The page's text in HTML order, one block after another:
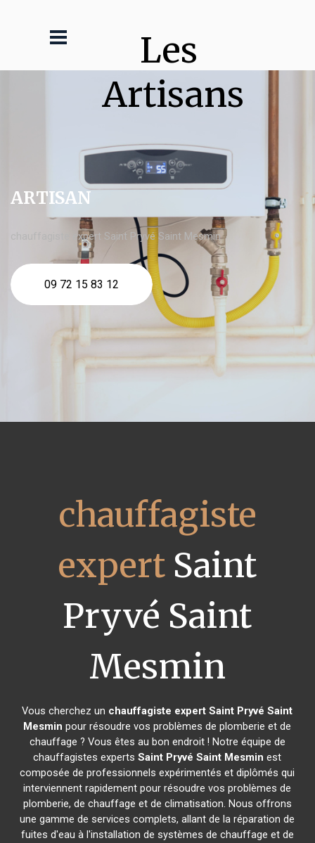
Les
Artisans
ARTISAN
chauffagiste expert Saint Pryvé Saint Mesmin
09 72 15 83 12
chauffagiste
expertSaint
Pryvé Saint
Mesmin
Vous cherchez un chauffagiste expert Saint Pryvé Saint
Mesmin pour résoudre vos problèmes de plomberie et de
chauffage ? Vous êtes au bon endroit ! Notre équipe de
chauffagistes expertsSaint Pryvé Saint Mesmin est
composée de professionnels expérimentés et diplômés qui
interviennent rapidement pour résoudre vos problèmes de
plomberie, de chauffage et de climatisation. Nous offrons
une gamme de services complets, allant de la réparation de
fuites d'eau à l'installation de systèmes de chauffage et de